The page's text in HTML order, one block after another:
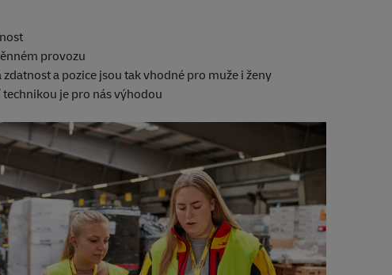
provozu
a pozice jsou tak vhodné pro muže i ženy
je pro nás výhodou